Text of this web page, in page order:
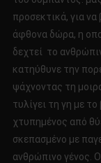
προσεκτικά, για
άφθονα δώρα, η
δεχτεί το
κατηύθυνε την
ψάχνοντας τη
τυλίγει τη γη με
χτυπημένος από
σκεπασμένο με
ανθρώπινο γένος.